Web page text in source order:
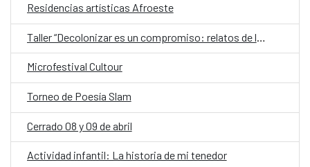
Residencias artísticas Afroeste
Taller “Decolonizar es un compromiso: relatos de libertad”
Microfestival Cultour
Torneo de Poesía Slam
Cerrado 08 y 09 de abril
Actividad infantil: La historia de mi tenedor